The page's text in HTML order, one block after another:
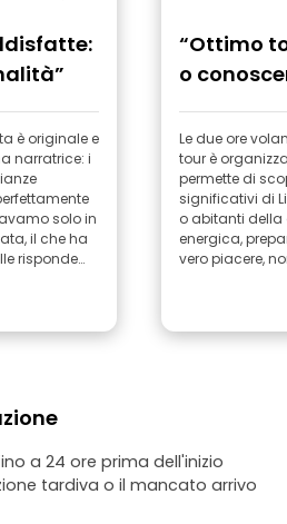
è originale e
solo in
il che ha
“Ottimo
o
”
Le due ore
tour è
permette di
significativi di
o abitanti della città.
energica,
vero piacere,
a 24 ore prima dell'inizio
tardiva o il mancato arrivo